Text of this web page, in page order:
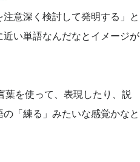
意深く検討して発明する」と
い単語なんだなとイメージが
葉を使って、表現したり、説
「練る」みたいな感覚かなと